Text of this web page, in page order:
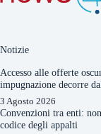
Notizie
Accesso alle offerte
impugnazione decorre
3 Agosto 2026
Convenzioni tra enti:
codice degli appalti